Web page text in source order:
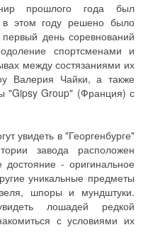
прошлого года был
этом году решено было
день соревнований
спортсменами и
между состязаниями их
Валерия Чайки, а также
"Gipsy Group" (Франция) с
увидеть в "Георгенбурге"
завода расположен
достояние - оригинальное
уникальные предметы
шпоры и мундштуки.
лошадей редкой
с условиями их